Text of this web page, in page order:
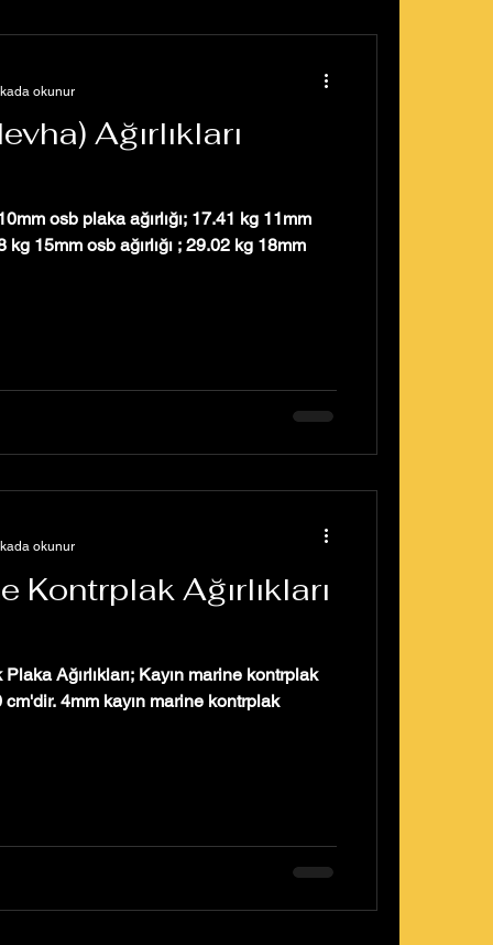
Ağırlıkları
osb plaka ağırlığı; 17.41 kg 11mm
; 29.02 kg 18mm
okunur
Kontrplak Ağırlıkları
Ağırlıkları; Kayın marine kontrplak
4mm kayın marine kontrplak
okunur